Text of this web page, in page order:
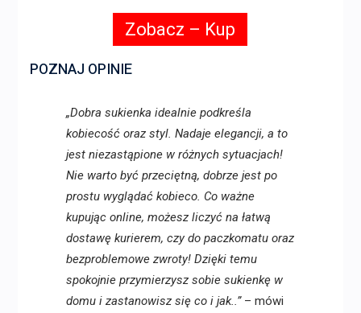
Zobacz – Kup
POZNAJ OPINIE
„Dobra sukienka idealnie podkreśla
kobiecość oraz styl. Nadaje elegancji, a to
jest niezastąpione w różnych sytuacjach!
Nie warto być przeciętną, dobrze jest po
prostu wyglądać kobieco. Co ważne
kupując online, możesz liczyć na łatwą
dostawę kurierem, czy do paczkomatu oraz
bezproblemowe zwroty! Dzięki temu
spokojnie przymierzysz sobie sukienkę w
domu i zastanowisz się co i jak..”– mówi